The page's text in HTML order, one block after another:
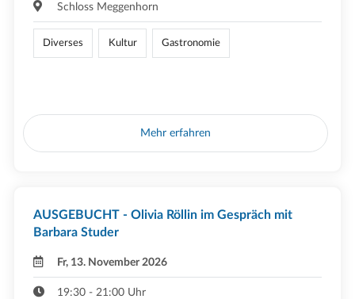
Schloss Meggenhorn
Diverses Kultur Gastronomie
Mehr erfahren
AUSGEBUCHT - Olivia Röllin im Gespräch mit
Barbara Studer
Fr, 13. November 2026
19:30 - 21:00 Uhr